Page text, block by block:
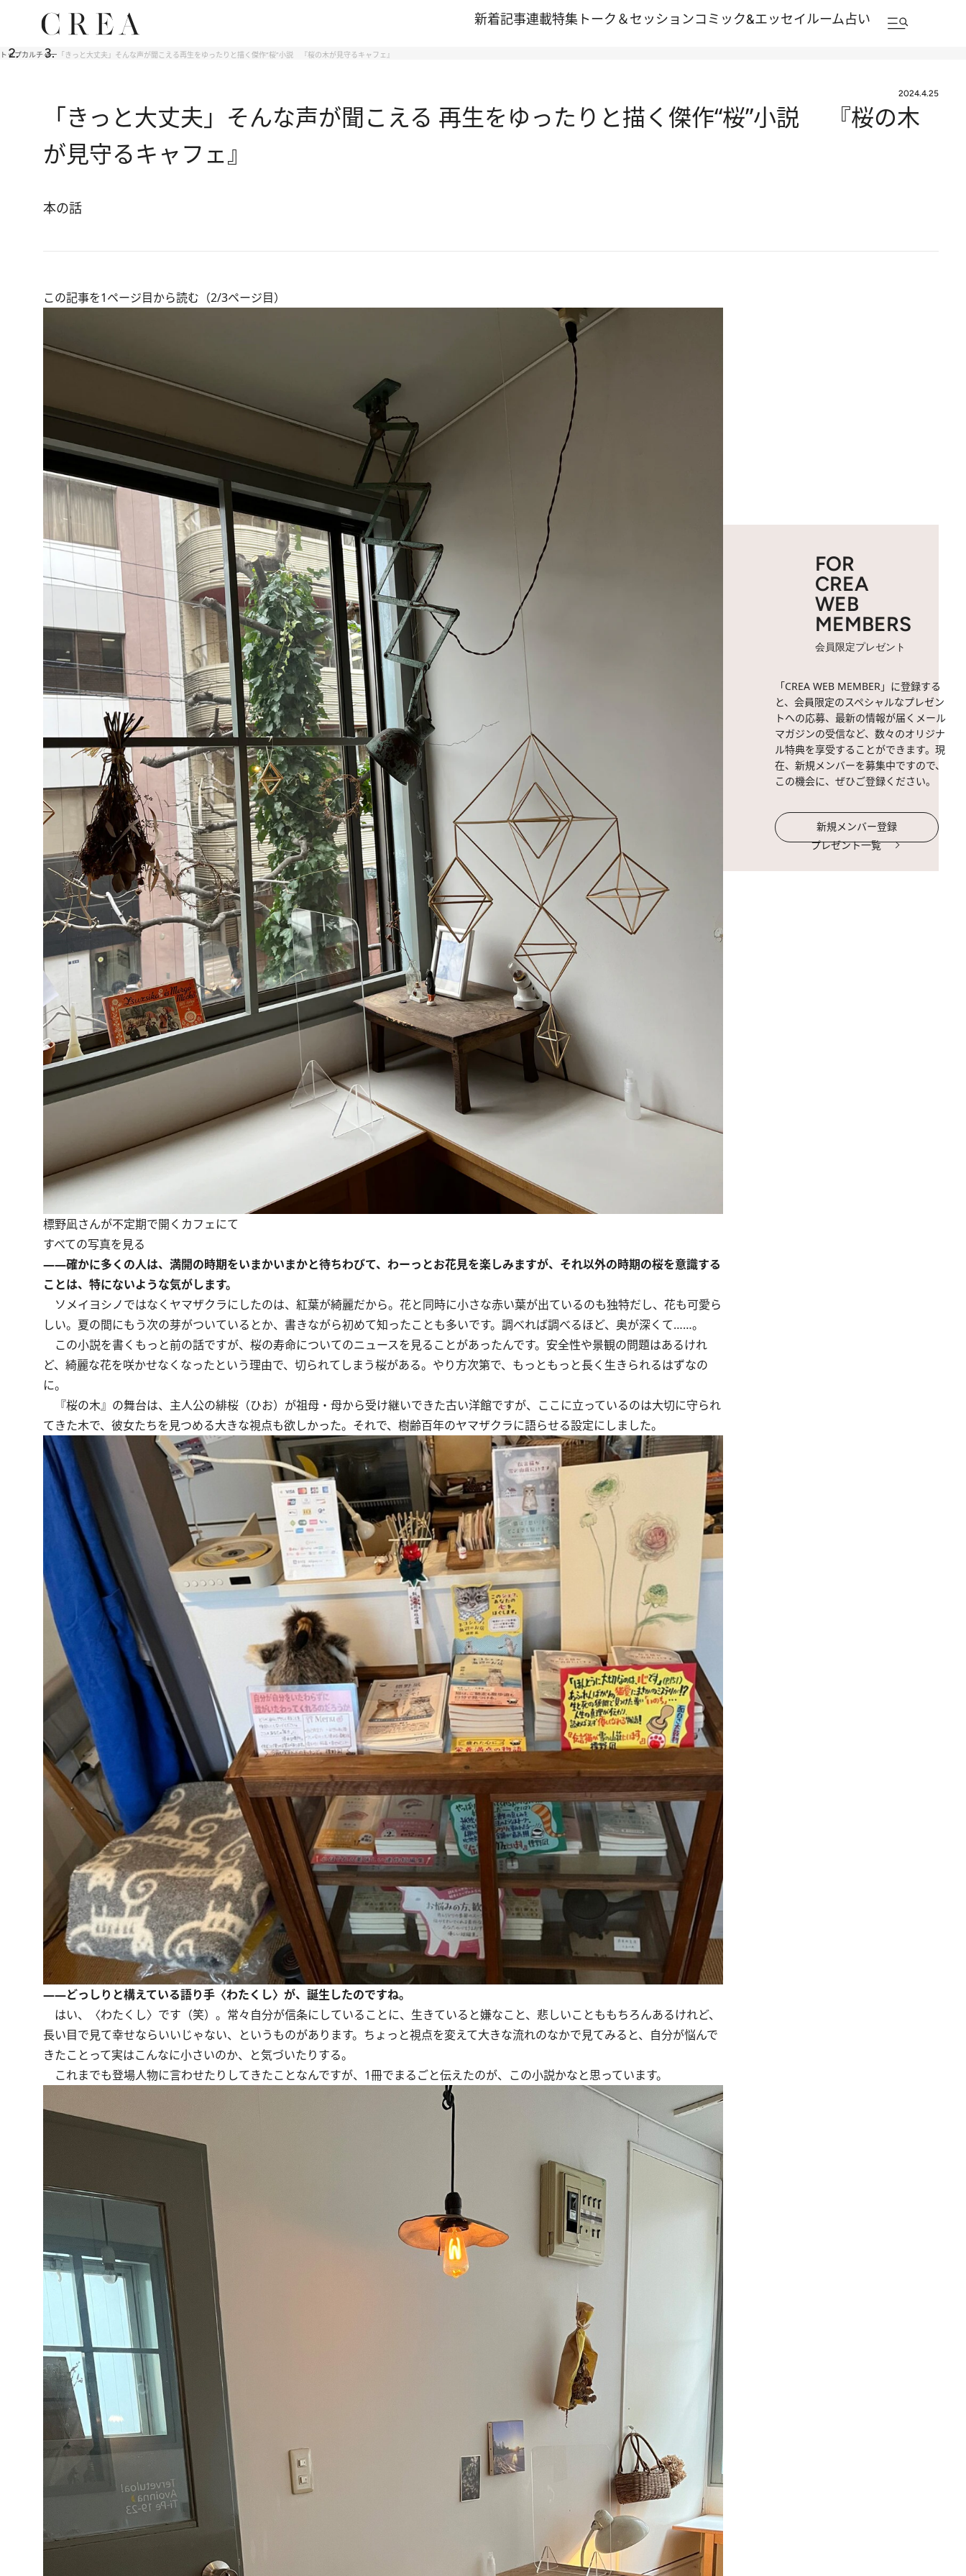
新着記事連載特集 トーク＆セッションコミック&エッセイルーム占い
トップカルチャー 「きっと大丈夫」そんな声が聞こえる再生をゆったりと描く傑作“桜”小説 『桜の木が見守るキャフェ』
2024.4.25
「きっと大丈夫」そんな声が聞こえる 再生をゆったりと描く傑作“桜”小説 『桜の木
が見守るキャフェ』
本の話
この記事を1ページ目から読む（2/3ページ目）
標野凪さんが不定期で開くカフェにて
すべての写真を見る
――確かに多くの人は、満開の時期をいまかいまかと待ちわびて、わーっとお花見を楽しみますが、それ以外の時期の桜を意識する
ことは、特にないような気がします。
ソメイヨシノではなくヤマザクラにしたのは、紅葉が綺麗だから。花と同時に小さな赤い葉が出ているのも独特だし、花も可愛ら
しい。夏の間にもう次の芽がついているとか、書きながら初めて知ったことも多いです。調べれば調べるほど、奥が深くて……。
この小説を書くもっと前の話ですが、桜の寿命についてのニュースを見ることがあったんです。安全性や景観の問題はあるけれ
ど、綺麗な花を咲かせなくなったという理由で、切られてしまう桜がある。やり方次第で、もっともっと長く生きられるはずなの
に。
『桜の木』の舞台は、主人公の緋桜（ひお）が祖母・母から受け継いできた古い洋館ですが、ここに立っているのは大切に守られ
てきた木で、彼女たちを見つめる大きな視点も欲しかった。それで、樹齢百年のヤマザクラに語らせる設定にしました。
――どっしりと構えている語り手〈わたくし〉が、誕生したのですね。
はい、〈わたくし〉です（笑）。常々自分が信条にしていることに、生きていると嫌なこと、悲しいことももちろんあるけれど、
長い目で見て幸せならいいじゃない、というものがあります。ちょっと視点を変えて大きな流れのなかで見てみると、自分が悩んで
きたことって実はこんなに小さいのか、と気づいたりする。
これまでも登場人物に言わせたりしてきたことなんですが、1冊でまるごと伝えたのが、この小説かなと思っています。
FOR
CREA
WEB
MEMBERS
会員限定プレゼント
「CREA WEB MEMBER」に登録する
と、会員限定のスペシャルなプレゼン
トへの応募、最新の情報が届くメール
マガジンの受信など、数々のオリジナ
ル特典を享受することができます。現
在、新規メンバーを募集中ですので、
この機会に、ぜひご登録ください。
新規メンバー登録
プレゼント一覧